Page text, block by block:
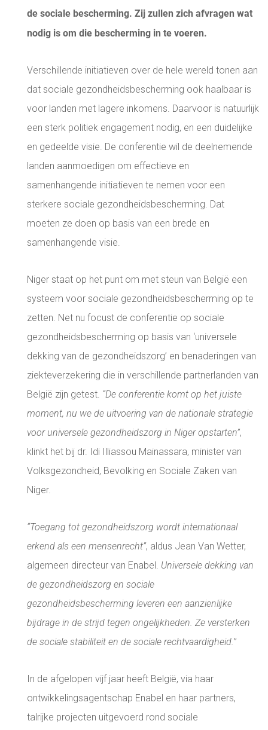
de sociale bescherming. Zij zullen zich afvragen wat
nodig is om die bescherming in te voeren.
Verschillende initiatieven over de hele wereld tonen aan
dat sociale gezondheidsbescherming ook haalbaar is
voor landen met lagere inkomens. Daarvoor is natuurlijk
een sterk politiek engagement nodig, en een duidelijke
en gedeelde visie. De conferentie wil de deelnemende
landen aanmoedigen om effectieve en
samenhangende initiatieven te nemen voor een
sterkere sociale gezondheidsbescherming. Dat
moeten ze doen op basis van een brede en
samenhangende visie.
Niger staat op het punt om met steun van België een
systeem voor sociale gezondheidsbescherming op te
zetten. Net nu focust de conferentie op sociale
gezondheidsbescherming op basis van ‘universele
dekking van de gezondheidszorg’ en benaderingen van
ziekteverzekering die in verschillende partnerlanden van
België zijn getest. “De conferentie komt op het juiste
moment, nu we de uitvoering van de nationale strategie
voor universele gezondheidszorg in Niger opstarten”,
klinkt het bij dr. Idi Illiassou Mainassara, minister van
Volksgezondheid, Bevolking en Sociale Zaken van
Niger.
“Toegang tot gezondheidszorg wordt internationaal
erkend als een mensenrecht”, aldus Jean Van Wetter,
algemeen directeur van Enabel. Universele dekking van
de gezondheidszorg en sociale
gezondheidsbescherming leveren een aanzienlijke
bijdrage in de strijd tegen ongelijkheden. Ze versterken
de sociale stabiliteit en de sociale rechtvaardigheid.”
In de afgelopen vijf jaar heeft België, via haar
ontwikkelingsagentschap Enabel en haar partners,
talrijke projecten uitgevoerd rond sociale